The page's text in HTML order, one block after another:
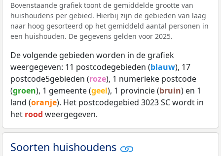
Bovenstaande grafiek toont de gemiddelde grootte van
huishoudens per gebied. Hierbij zijn de gebieden van laag
naar hoog gesorteerd op het gemiddeld aantal personen in
een huishouden. De gegevens gelden voor 2025.
De volgende gebieden worden in de grafiek
weergegeven: 11 postcodegebieden (blauw), 17
postcode5gebieden (roze), 1 numerieke postcode
(groen), 1 gemeente (geel), 1 provincie (bruin) en 1
land (oranje). Het postcodegebied 3023 SC wordt in
het rood weergegeven.
Soorten huishoudens